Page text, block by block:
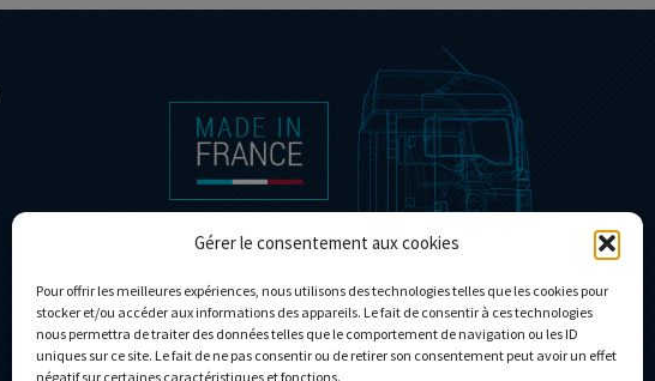
Gérer le consentement aux cookies
Pour offrir les meilleures expériences, nous utilisons des technologies telles que les cookies pour
stocker et/ou accéder aux informations des appareils. Le fait de consentir à ces technologies
nous permettra de traiter des données telles que le comportement de navigation ou les ID
uniques sur ce site. Le fait de ne pas consentir ou de retirer son consentement peut avoir un effet
négatif sur certaines caractéristiques et fonctions.